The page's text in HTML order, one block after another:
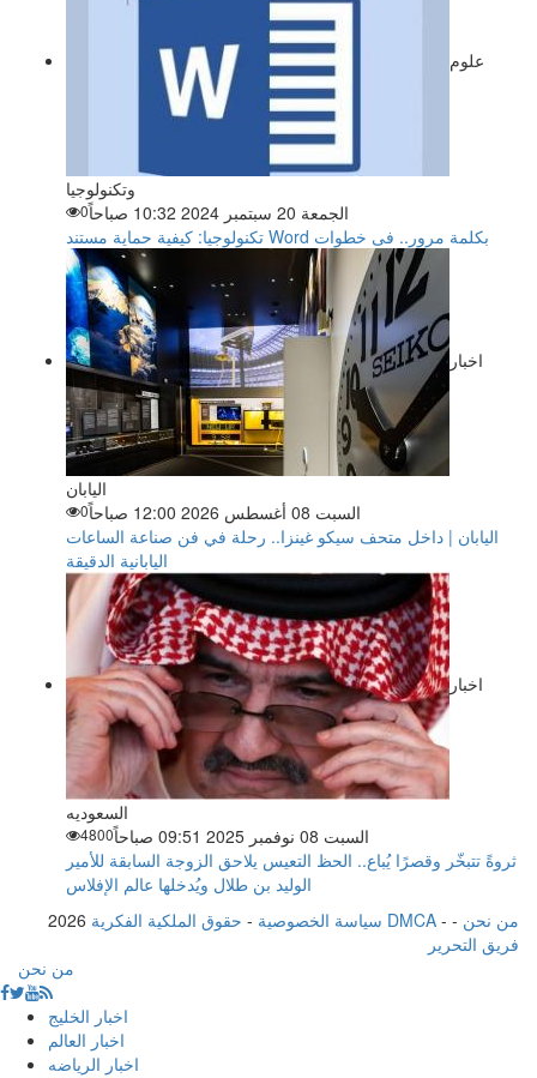
علوم
وتكنولوجيا
الجمعة 20 سبتمبر 2024 10:32 صباحاً
0
تكنولوجيا: كيفية حماية مستند Word بكلمة مرور.. فى خطوات
اخبار
اليابان
السبت 08 أغسطس 2026 12:00 صباحاً
0
اليابان | داخل متحف سيكو غينزا.. رحلة في فن صناعة الساعات
اليابانية الدقيقة
اخبار
السعوديه
السبت 08 نوفمبر 2025 09:51 صباحاً
4800
ثروةً تتبخّر وقصرًا يُباع.. الحظ التعيس يلاحق الزوجة السابقة للأمير
الوليد بن طلال ويُدخلها عالم الإفلاس
2026
سياسة الخصوصية - حقوق الملكية الفكرية DMCA - من نحن -
فريق التحرير
من نحن
اخبار الخليج
اخبار العالم
اخبار الرياضه